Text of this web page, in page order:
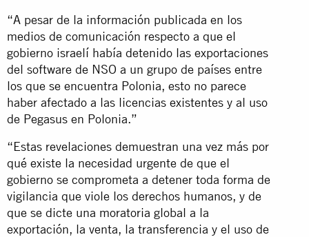
“A pesar de la información publicada en los
medios de comunicación respecto a que el
gobierno israelí había detenido las exportaciones
del software de NSO a un grupo de países entre
los que se encuentra Polonia, esto no parece
haber afectado a las licencias existentes y al uso
de Pegasus en Polonia.”
“Estas revelaciones demuestran una vez más por
qué existe la necesidad urgente de que el
gobierno se comprometa a detener toda forma de
vigilancia que viole los derechos humanos, y de
que se dicte una moratoria global a la
exportación, la venta, la transferencia y el uso de